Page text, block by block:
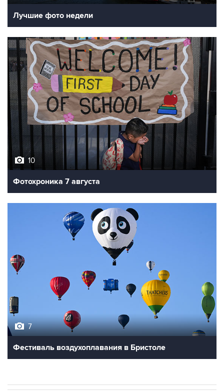
Лучшие фото недели
10
Фотохроника 7 августа
7
Фестиваль воздухоплавания в Бристоле